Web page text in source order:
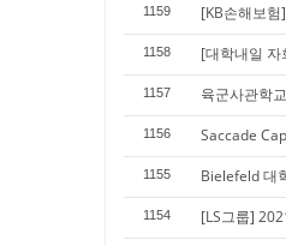
1159 [KB손해보
1158 [대학내일 자
1157 육군사관학
1156 Saccade
1155 Bielefeld 대
1154 [LS그룹]